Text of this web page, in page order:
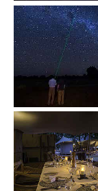
Show larger
Show larger